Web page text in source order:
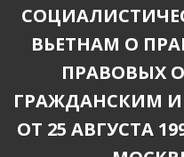
ВЬЕТНАМ О
ПРАВОВЫХ
ГРАЖДАНСКИМ
ОТ 25 АВГУСТА